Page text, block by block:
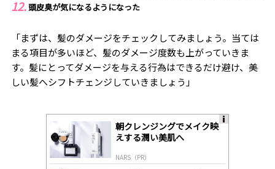
頭皮臭が気になるようになった
「まずは、髪のダメージをチェックしてみましょう。当ては
まる項目が多いほど、髪のダメージ度数も上がっていきま
す。髪にとってダメージを与える行為はできるだけ避け、美
しい髪へシフトチェンジしていきましょう」
朝クレンジングでメイク映
えする潤い美肌へ
NARS（PR）